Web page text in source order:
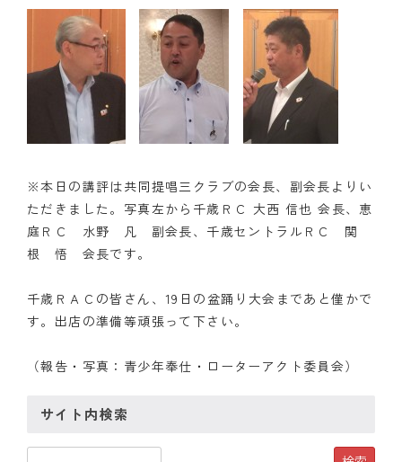
※本日の講評は共同提唱三クラブの会長、副会長よりい
ただきました。写真左から千歳ＲＣ 大西 信也 会長、恵
庭ＲＣ 水野 凡 副会長、千歳セントラルＲＣ 関
根 悟 会長です。
千歳ＲＡＣの皆さん、19日の盆踊り大会まであと僅かで
す。出店の準備等頑張って下さい。
（報告・写真：青少年奉仕・ローターアクト委員会）
サイト内検索